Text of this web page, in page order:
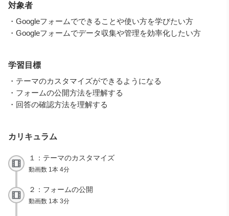
対象者
・Googleフォームでできることや使い方を学びたい方
・Googleフォームでデータ収集や管理を効率化したい方
学習目標
・テーマのカスタマイズができるようになる
・フォームの公開方法を理解する
・回答の確認方法を理解する
カリキュラム
１：テーマのカスタマイズ
動画数 1本 4分
２：フォームの公開
動画数 1本 3分